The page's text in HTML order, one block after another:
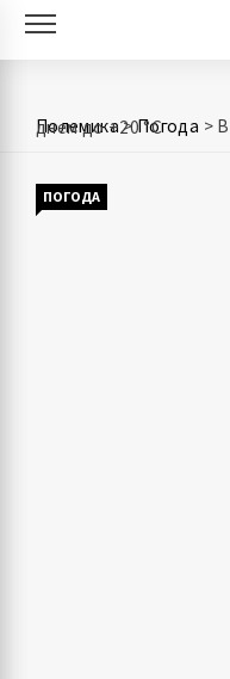
Skip
Полемика>Погода >
В Киеве 16 октября без осадков, днем до +20 °С
ПОГОДА